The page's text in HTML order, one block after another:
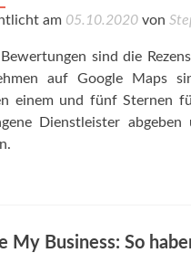
am 05.10.2020 von
sind die
auf Google Maps
einem und fünf Sternen
Dienstleister
My Business: So